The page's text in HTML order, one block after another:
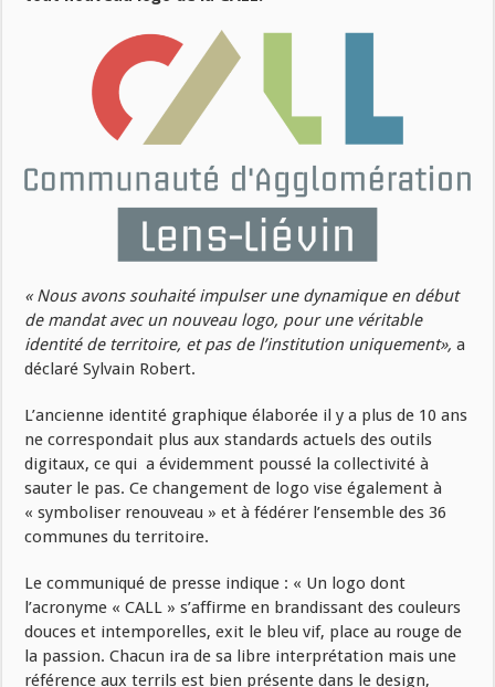
« Nous avons souhaité impulser une dynamique en début
de mandat avec un nouveau logo, pour une véritable
identité de territoire, et pas de l’institution uniquement», a
déclaré Sylvain Robert.
L’ancienne identité graphique élaborée il y a plus de 10 ans
ne correspondait plus aux standards actuels des outils
digitaux, ce qui a évidemment poussé la collectivité à
sauter le pas. Ce changement de logo vise également à
« symboliser renouveau » et à fédérer l’ensemble des 36
communes du territoire.
Le communiqué de presse indique : « Un logo dont
l’acronyme « CALL » s’affirme en brandissant des couleurs
douces et intemporelles, exit le bleu vif, place au rouge de
la passion. Chacun ira de sa libre interprétation mais une
référence aux terrils est bien présente dans le design,